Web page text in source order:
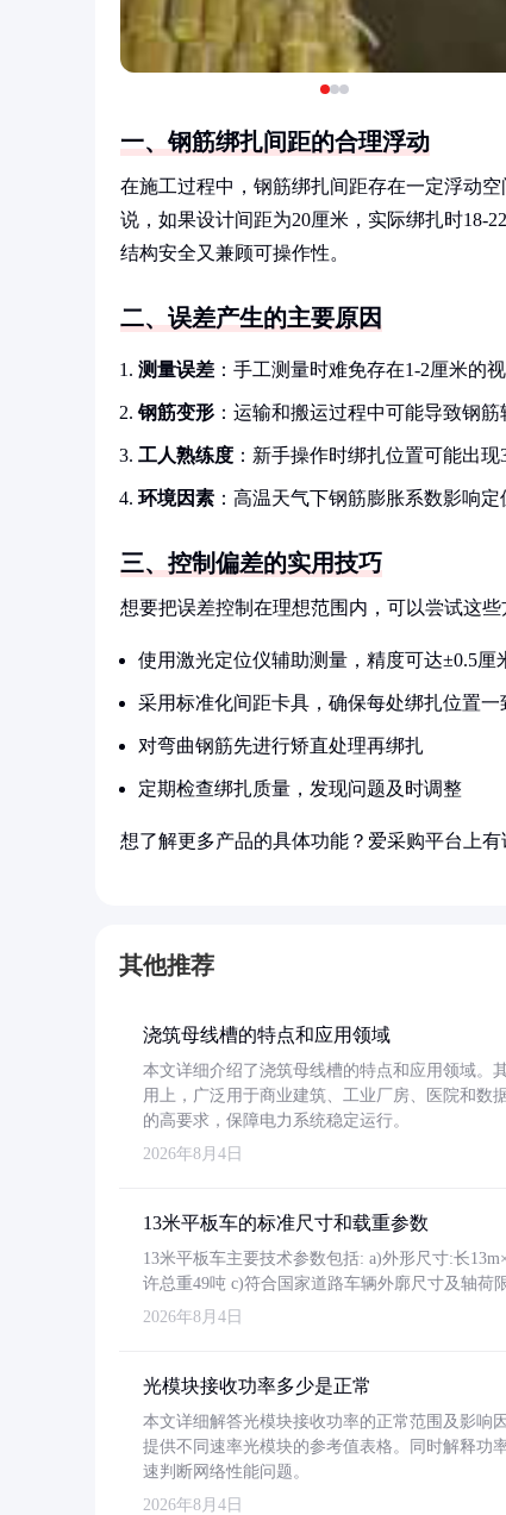
一、钢筋绑扎间距的合理浮动
在施工过程中，钢筋绑扎间距存在一定浮动
说，如果设计间距为20厘米，实际绑扎时18-
结构安全又兼顾可操作性。
二、误差产生的主要原因
测量误差 ：手工测量时难免存在1-2厘米的
钢筋变形 ：运输和搬运过程中可能导致钢筋
工人熟练度 ：新手操作时绑扎位置可能出现
环境因素 ：高温天气下钢筋膨胀系数影响定
三、控制偏差的实用技巧
想要把误差控制在理想范围内，可以尝试这些
使用激光定位仪辅助测量，精度可达±0.5厘
采用标准化间距卡具，确保每处绑扎位置一
对弯曲钢筋先进行矫直处理再绑扎
定期检查绑扎质量，发现问题及时调整
想了解更多产品的具体功能？爱采购平台上
其他推荐
浇筑母线槽的特点和应用领域
本文详细介绍了浇筑母线槽的特点和应用领域。
用上，广泛用于商业建筑、工业厂房、医院和数
的高要求，保障电力系统稳定运行。
2026年8月4日
13米平板车的标准尺寸和载重参数
13米平板车主要技术参数包括: a)外形尺寸:长
许总重49吨 c)符合国家道路车辆外廓尺寸及轴荷
2026年8月4日
光模块接收功率多少是正常
本文详细解答光模块接收功率的正常范围及影响
提供不同速率光模块的参考值表格。同时解释功
速判断网络性能问题。
2026年8月4日